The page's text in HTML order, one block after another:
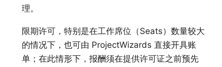
理。
限期许可，特别是在工作席位（Seats）数量较大
的情况下，也可由 ProjectWizards 直接开具账
单；在此情形下，报酬须在提供许可证之前预先